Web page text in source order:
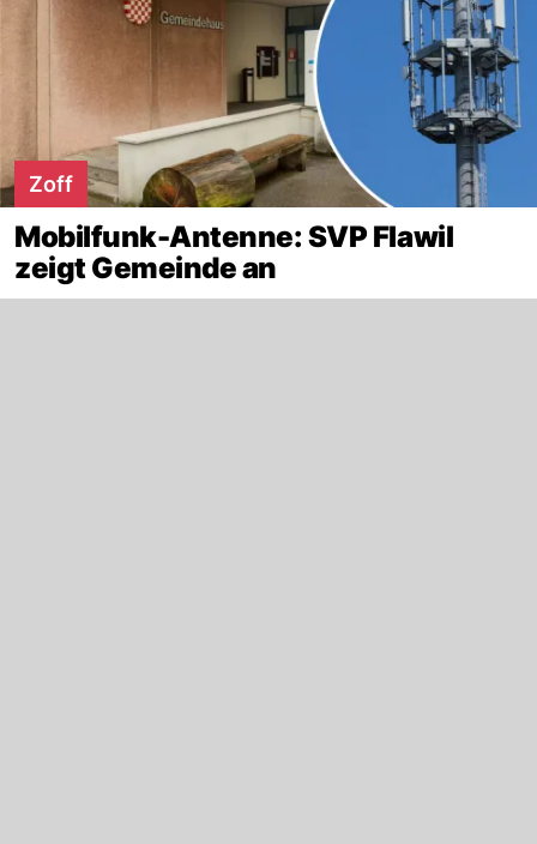
Zoff
Mobilfunk-Antenne: SVP Flawil
zeigt Gemeinde an